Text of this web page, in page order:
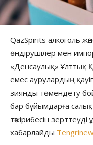
QazSpirits алкоголь
өндірушілер мен
«Денсаулық» Ұлттық
емес аурулардың
зиянды төмендету
бар бұйымдарға
тәжірибесін
хабарлайды